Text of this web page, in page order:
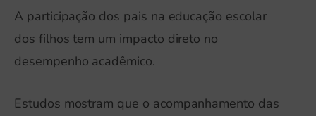
A participação dos pais na educação escolar
dos filhos tem um impacto direto no
desempenho acadêmico.
Estudos mostram que o acompanhamento das